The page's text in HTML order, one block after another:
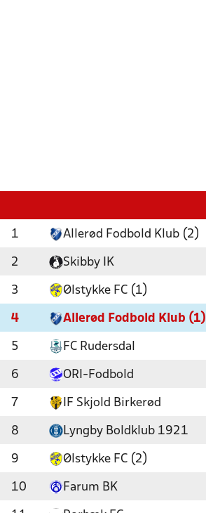
1 Allerød Fodbold Klub (2)
2 Skibby IK
3 Ølstykke FC (1)
4 Allerød Fodbold Klub (1)
5 FC Rudersdal
6 ORI-Fodbold
7 IF Skjold Birkerød
8 Lyngby Boldklub 1921
9 Ølstykke FC (2)
10 Farum BK